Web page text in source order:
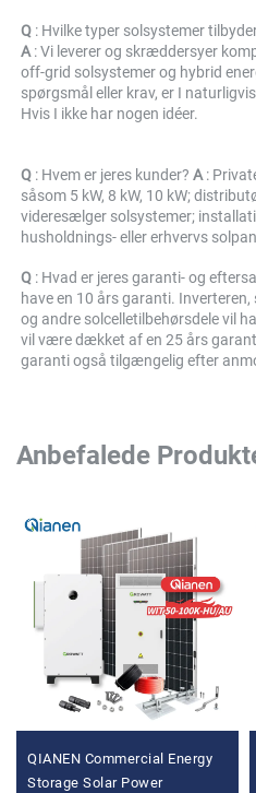
Q : Hvilke typer solsystemer
A : Vi leverer og skræddersyer
off-grid solsystemer og hybrid
spørgsmål eller krav, er I
Hvis I ikke har nogen idéer.
Q : Hvem er jeres kunder? A :
såsom 5 kW, 8 kW, 10 kW;
videresælger solsystemer;
husholdnings- eller erhvervs
Q : Hvad er jeres garanti- og
have en 10 års garanti.
og andre solcelletilbehørsdele vil
vil være dækket af en 25 års
garanti også tilgængelig efter
Anbefalede
QIANEN Commercial Energy
Storage Solar Power